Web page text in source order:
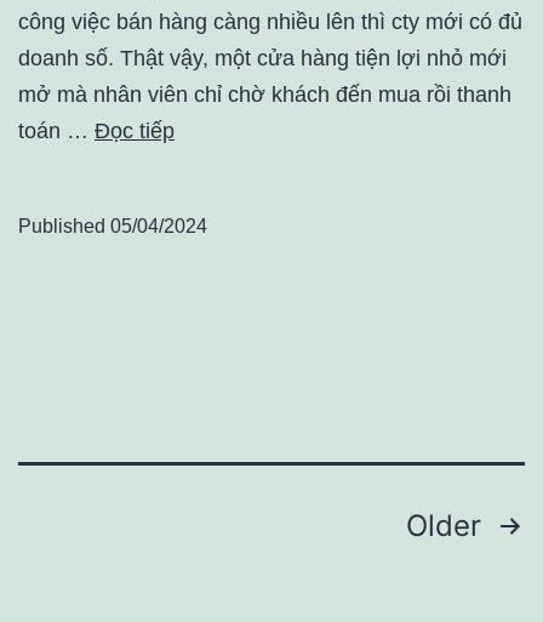
công việc bán hàng càng nhiều lên thì cty mới có đủ
doanh số. Thật vậy, một cửa hàng tiện lợi nhỏ mới
mở mà nhân viên chỉ chờ khách đến mua rồi thanh
toán … Đọc tiếp
Published 05/04/2024
Older